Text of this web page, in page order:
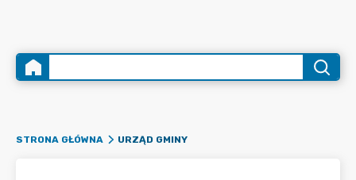
STRONA GŁÓWNA URZĄD GMINY